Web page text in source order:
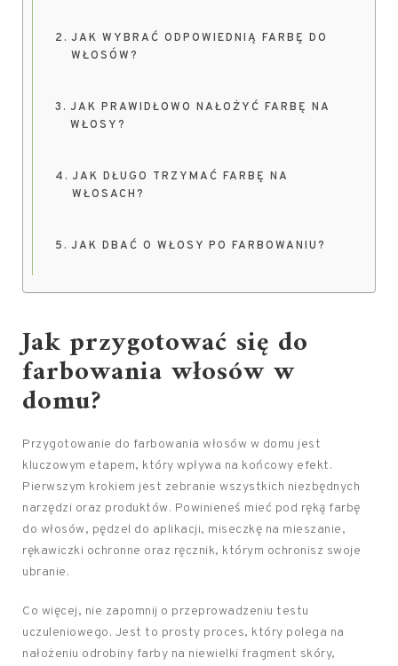
JAK WYBRAĆ ODPOWIEDNIĄ FARBĘ DO
WŁOSÓW?
JAK PRAWIDŁOWO NAŁOŻYĆ FARBĘ NA
WŁOSY?
JAK DŁUGO TRZYMAĆ FARBĘ NA
WŁOSACH?
JAK DBAĆ O WŁOSY PO FARBOWANIU?
Jak przygotować się do
farbowania włosów w
domu?
Przygotowanie do farbowania włosów w domu jest
kluczowym etapem, który wpływa na końcowy efekt.
Pierwszym krokiem jest zebranie wszystkich niezbędnych
narzędzi oraz produktów. Powinieneś mieć pod ręką farbę
do włosów, pędzel do aplikacji, miseczkę na mieszanie,
rękawiczki ochronne oraz ręcznik, którym ochronisz swoje
ubranie.
Co więcej, nie zapomnij o przeprowadzeniu testu
uczuleniowego. Jest to prosty proces, który polega na
nałożeniu odrobiny farby na niewielki fragment skóry,